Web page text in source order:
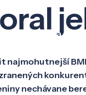
Veda a
najmohutnejší
nechávane